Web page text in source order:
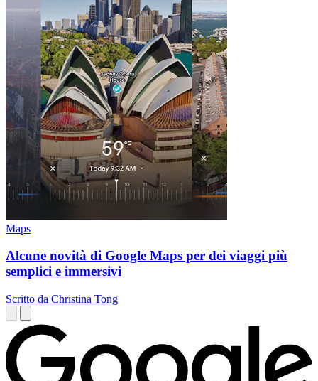
Maps
Alcune novità di Google Maps per dei viaggi più
semplici e immersivi
Scritto da Christina Tong